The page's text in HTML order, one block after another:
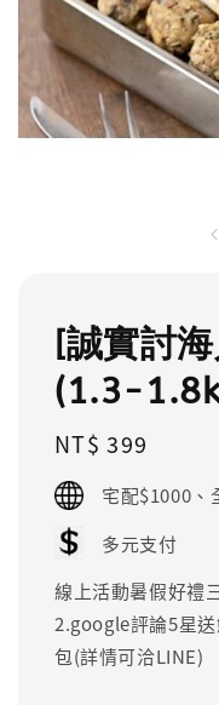
[誠實討
(1.3-
Regular
price
NT$ 399
宅配$1000、
多元支付
線上活動暑假好禮
2.google評論5星
包(詳情可洽LINE)